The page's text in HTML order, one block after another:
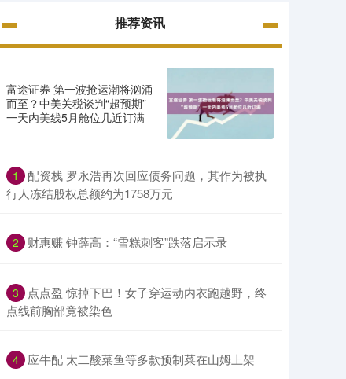
推荐资讯
富途证券 第一波抢运潮将汹涌
而至？中美关税谈判“超预期”
一天内美线5月舱位几近订满
1
配资栈 罗永浩再次回应债务问题，其作为被执
行人冻结股权总额约为1758万元
2 财惠赚 钟薛高：“雪糕刺客”跌落启示录
3
点点盈 惊掉下巴！女子穿运动内衣跑越野，终
点线前胸部竟被染色
4 应牛配 太二酸菜鱼等多款预制菜在山姆上架